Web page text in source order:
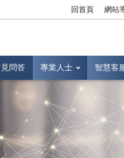
回首頁 網站
問答 專業人士 智慧客